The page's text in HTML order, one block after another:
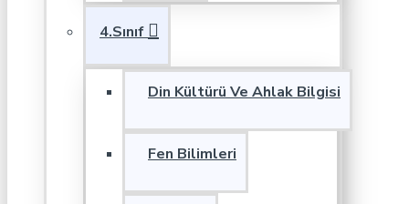
4.Sınıf
Din Kültürü Ve Ahlak Bilgisi
Fen Bilimleri